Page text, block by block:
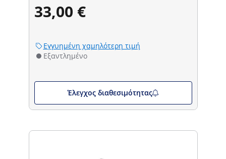
33,00 €
Εγγυημένη χαμηλότερη τιμή
Εξαντλημένο
Έλεγχος διαθεσιμότητας